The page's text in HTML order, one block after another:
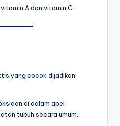
A dan vitamin C.
yang cocok dijadikan
di dalam apel
tubuh secara umum.